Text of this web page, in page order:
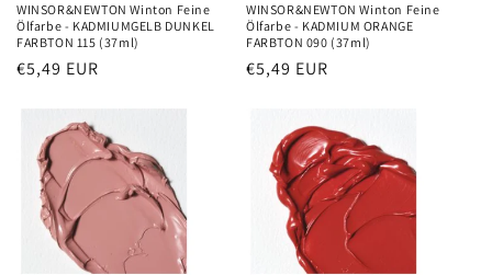
WINSOR&NEWTON Winton Feine
Ölfarbe - KADMIUMGELB DUNKEL
FARBTON 115 (37ml)
Precio
€5,49 EUR
WINSOR&NEWTON Winton Feine
Ölfarbe - KADMIUM ORANGE
FARBTON 090 (37ml)
Precio
€5,49 EUR